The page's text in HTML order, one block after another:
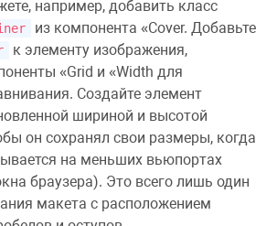
например, добавить класс
из компонента Cover. Добавьте
к элементу изображения,
Grid и Width для
. Создайте элемент
шириной и высотой
он сохранял свои размеры, когда
на меньших вьюпортах
браузера). Это всего лишь один
макета с расположением